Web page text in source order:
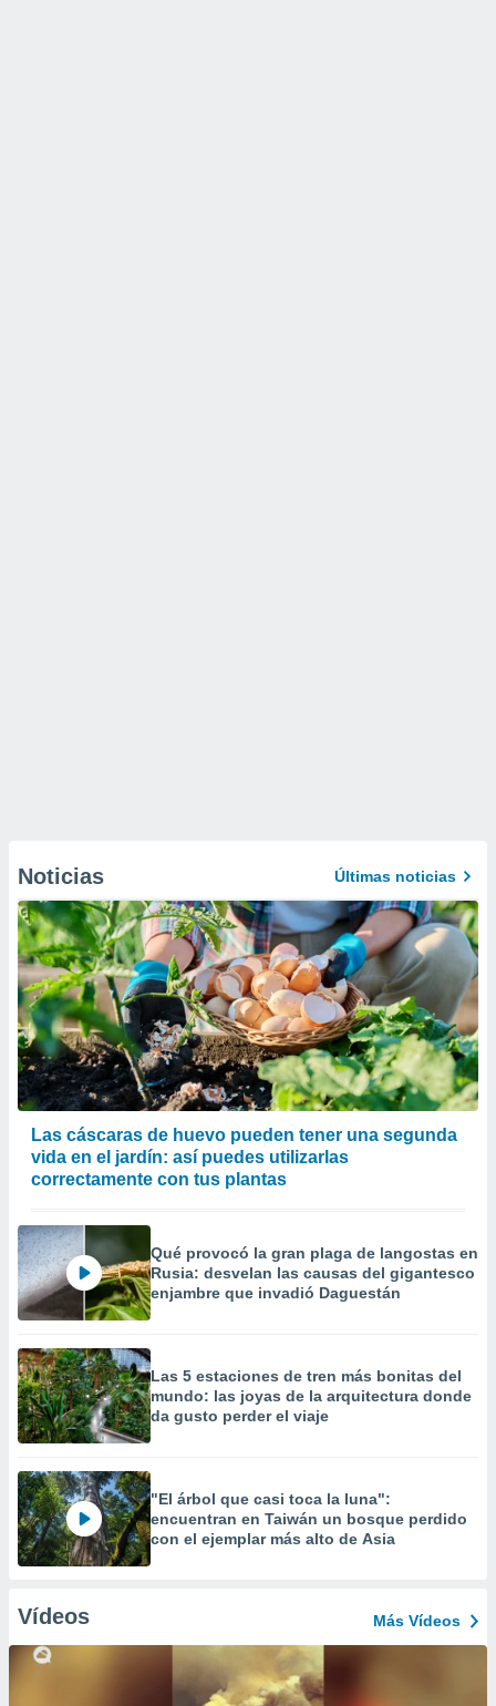
Noticias Últimas noticias
Las cáscaras de huevo pueden tener una segunda
vida en el jardín: así puedes utilizarlas
correctamente con tus plantas
Qué provocó la gran plaga de langostas en
Rusia: desvelan las causas del gigantesco
enjambre que invadió Daguestán
Las 5 estaciones de tren más bonitas del
mundo: las joyas de la arquitectura donde
da gusto perder el viaje
"El árbol que casi toca la luna":
encuentran en Taiwán un bosque perdido
con el ejemplar más alto de Asia
Vídeos Más Vídeos